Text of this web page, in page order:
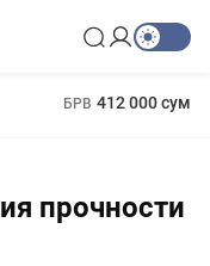
БРВ 412 000 сум
прочности